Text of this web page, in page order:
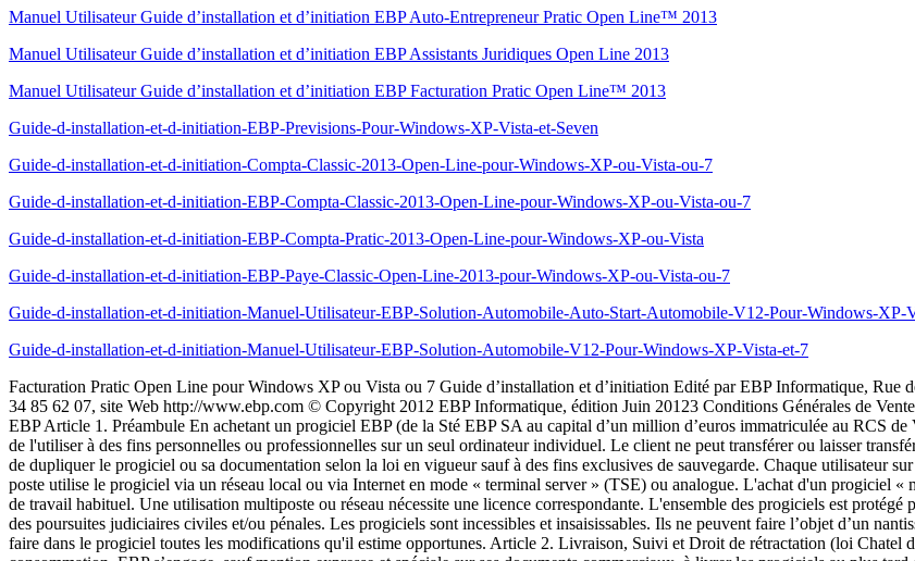
Manuel Utilisateur Guide d’installation et d’initiation EBP Auto-Entrepreneur Pratic Open Line™ 2013
Manuel Utilisateur Guide d’installation et d’initiation EBP Assistants Juridiques Open Line 2013
Manuel Utilisateur Guide d’installation et d’initiation EBP Facturation Pratic Open Line™ 2013
Guide-d-installation-et-d-initiation-EBP-Previsions-Pour-Windows-XP-Vista-et-Seven
Guide-d-installation-et-d-initiation-Compta-Classic-2013-Open-Line-pour-Windows-XP-ou-Vista-ou-7
Guide-d-installation-et-d-initiation-EBP-Compta-Classic-2013-Open-Line-pour-Windows-XP-ou-Vista-ou-7
Guide-d-installation-et-d-initiation-EBP-Compta-Pratic-2013-Open-Line-pour-Windows-XP-ou-Vista
Guide-d-installation-et-d-initiation-EBP-Paye-Classic-Open-Line-2013-pour-Windows-XP-ou-Vista-ou-7
Guide-d-installation-et-d-initiation-Manuel-Utilisateur-EBP-Solution-Automobile-Auto-Start-Automobile-V12-Pour-Windows-XP-
Guide-d-installation-et-d-initiation-Manuel-Utilisateur-EBP-Solution-Automobile-V12-Pour-Windows-XP-Vista-et-7
Facturation Pratic Open Line pour Windows XP ou Vista ou 7 Guide d’installation et d’initiation Edité par EBP Informatique, Rue de Cutesson, BP 95 – 78513 Rambouillet Cedex Tél : 01 34 94 80 00, Fax : 01 34 85 62 07, site Web http://www.ebp.com © Copyright 2012 EBP Informatique, édition Juin 20123 Conditions Générales de Vente des produits et services EBP A. CGVU et Contrat de licence des progiciels EBP Article 1. Préambule En achetant un progiciel EBP (de la Sté EBP SA au capital d’un million d’euros immatriculée au RCS de Versailles N° 330 838 947), « le Client » fait l’acquisition du droit non exclusif de l'utiliser à des fins personnelles ou professionnelles sur un seul ordinateur individuel. Le client ne peut transférer ou laisser transférer le progiciel vers d'autres ordinateurs via un réseau. Il est strictement interdit de dupliquer le progiciel ou sa documentation selon la loi en vigueur sauf à des fins exclusives de sauvegarde. Chaque utilisateur sur son poste de travail doit bénéficier d'une licence d'utilisation y compris si son poste utilise le progiciel via un réseau local ou via Internet en mode « terminal server » (TSE) ou analogue. L'achat d'un progiciel « monoposte » ne donne droit qu'à UNE seule licence d'utilisation sur un poste de travail habituel. Une utilisation multiposte ou réseau nécessite une licence correspondante. L'ensemble des progiciels est protégé par le copyright d'EBP. Toute duplication illicite est susceptible de donner lieu à des poursuites judiciaires civiles et/ou pénales. Les progiciels sont incessibles et insaisissables. Ils ne peuvent faire l’objet d’un nantissement ou d’une location à aucun titre que ce soit. EBP se réserve le droit de faire dans le progiciel toutes les modifications qu'il estime opportunes. Article 2. Livraison, Suivi et Droit de rétractation (loi Chatel du 3 janvier 2008) En vertu de l’article L. 121-20-3 du Code de la consommation, EBP s’engage, sauf mention expresse et spéciale sur ses documents commerciaux, à livrer les progiciels au plus tard dans les 3 jours ouvrés qui suivent la commande. A ce délai, s’ajoutent les délais postaux en vigueur. En cas de téléchargement, les progiciels sont disponibles immédiatement. En conformité avec l’article L. 121-84-3 du Code de la consommation, le client peut suivre l’exécution de sa commande, par un numéro d’appel téléphonique fixe et non surtaxé accessible depuis le territoire métropolitain. En conformité avec l’article L. 121-20.2 du Code de la consommation, le client est informé qu’il ne peut pas exercer son droit de rétractation auquel il renonce expressément et ce dès la livraison du logiciel dans la mesure où le Client ou l’un de ses préposés fait une demande d’activation au moyen du N° de licence du produit et d’une « raison sociale ». Il en est de même si un contrat de services est souscrit dont l’exécution commence immédiatement à compter de l’activation du logiciel qui est fait de façon concomitante et automatiquement avec son installation. Il en est encore de même si le logiciel complet est téléchargé par Internet.4 Article 3. Étendue des obligations de support d’EBP Les services d’assistance d’EBP sont destinés à fournir des conseils, des recommandations et des informations relatifs à l’usage des progiciels EBP dans les configurations matérielles et logicielles requises. EBP s’engage à fournir au CLIENT les conseils les plus adéquats pour aider à résoudre les problèmes que le CLIENT pourrait rencontrer dans l’utilisation ou le fonctionnement du progiciel, mais EBP ne donne aucune garantie de résolution des problèmes. Les services de support d’EBP qui font l’objet d’un contrat distinct des présentes conditions sont disponibles aux tarifs en vigueur et n’incluent pas le support sur site. Article 4. Assistance de proximité sur le site L’utilisateur doit pouvoir faire appel à un professionnel de l’informatique pour dénouer sur son site une difficulté technique dont la cause ne serait pas déterminée ou résolue par l’assistance téléphonique d’EBP. Pour ce faire, le Client reconnaît conclure avec un distributeur ou un professionnel de l’informatique une convention pour l’assister sur site en cas de besoin. Cette convention fixe les conditions d’intervention de ce professionnel. EBP ne peut être rendu responsable d’un défaut d’accord ou des conséquences d’un non-respect des obligations réciproques des parties convenues dans cette convention tierce. Article 5. Sauvegarde des données Le CLIENT reconnaît avoir être informé par EBP et/ou par son distributeur qu’il est prudent en termes de bonne gestion informatique, de procéder au moins une fois par vingt-quatre (24) heures à la sauvegarde des systèmes, programmes et fichiers de données, et que l’absence d’une telle sauvegarde réduit de manière significative ses chances de limiter l’impact des dommages qui pourraient résulter d’une irrégularité dans le fonctionnement de son système ou ses progiciels et peut réduire la portée des services de support fournis par EBP. Le CLIENT reconnaît qu’il est de sa responsabilité de mettre en œuvre une procédure pour assurer la récupération des données, fichiers ou programmes détruits, endommagés ou perdus. EBP ne saurait être tenue responsable en cas de perte de données. Article 6. Limitation de garantie EBP garantit que les produits et services fournis aux termes des présentes seront conformes, pour l'essentiel, au besoin d’un utilisateur standard. Le progiciel est fourni en l'état sans garantie d'aptitude à une utilisation particulière, tous les risques relatifs aux résultats et à la performance du progiciel sont assumés par l'acheteur. En toute hypothèse, EBP n’assume que des obligations de moyens à l’exclusion de toute obligation de résultat. La présente garantie est exclusive de toute autre garantie. EBP exclut toute autre garantie expresse ou implicite y compris, de manière non limitative, toute garantie de qualité ou d’adéquation à un besoin particulier. En outre, le CLIENT reconnaît que la fourniture des services de support téléphonique dans le cadre d’un contrat d’assistance dépend de la disponibilité ininterrompue